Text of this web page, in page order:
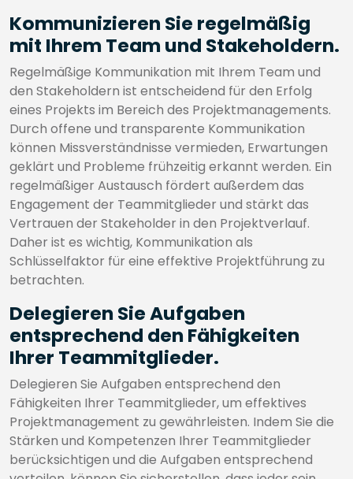
Kommunizieren Sie regelmäßig
mit Ihrem Team und Stakeholdern.
Regelmäßige Kommunikation mit Ihrem Team und
den Stakeholdern ist entscheidend für den Erfolg
eines Projekts im Bereich des Projektmanagements.
Durch offene und transparente Kommunikation
können Missverständnisse vermieden, Erwartungen
geklärt und Probleme frühzeitig erkannt werden. Ein
regelmäßiger Austausch fördert außerdem das
Engagement der Teammitglieder und stärkt das
Vertrauen der Stakeholder in den Projektverlauf.
Daher ist es wichtig, Kommunikation als
Schlüsselfaktor für eine effektive Projektführung zu
betrachten.
Delegieren Sie Aufgaben
entsprechend den Fähigkeiten
Ihrer Teammitglieder.
Delegieren Sie Aufgaben entsprechend den
Fähigkeiten Ihrer Teammitglieder, um effektives
Projektmanagement zu gewährleisten. Indem Sie die
Stärken und Kompetenzen Ihrer Teammitglieder
berücksichtigen und die Aufgaben entsprechend